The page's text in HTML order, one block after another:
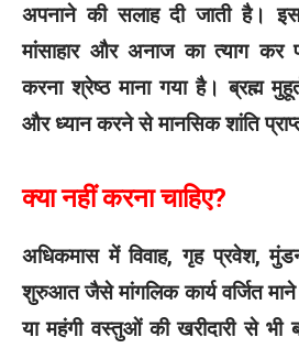
अपनाने की सलाह दी जाती है।
मांसाहार और अनाज का त्याग कर
करना श्रेष्ठ माना गया है। ब्रह्म
और ध्यान करने से मानसिक शांति
क्या नहीं करना चाहिए?
अधिकमास में विवाह, गृह प्रवेश,
शुरुआत जैसे मांगलिक कार्य वर्जित
या महंगी वस्तुओं की खरीदारी से भी